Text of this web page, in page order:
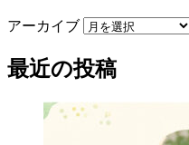
アーカイブ
最近の投稿